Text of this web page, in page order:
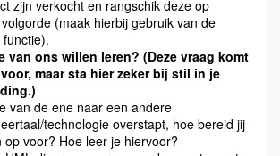
zijn verkocht en rangschik deze op
(maak hierbij gebruik van de
van ons willen leren? (Deze vraag komt
maar sta hier zeker bij stil in je
van de ene naar een andere
technologie overstapt, hoe bereid jij
op voor? Hoe leer je hiervoor?